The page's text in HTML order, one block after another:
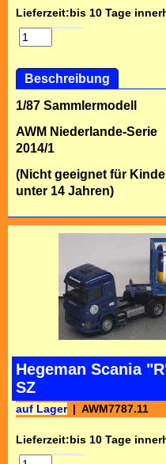
Lieferzeit:bis 10 Tage
Beschreibung
1/87 Sammlermodell
AWM Niederlande-Serie
2014/1
(Nicht geeignet für
unter 14 Jahren)
Hegeman Scania
SZ
auf Lager AWM7787.11
Lieferzeit:bis 10 Tage